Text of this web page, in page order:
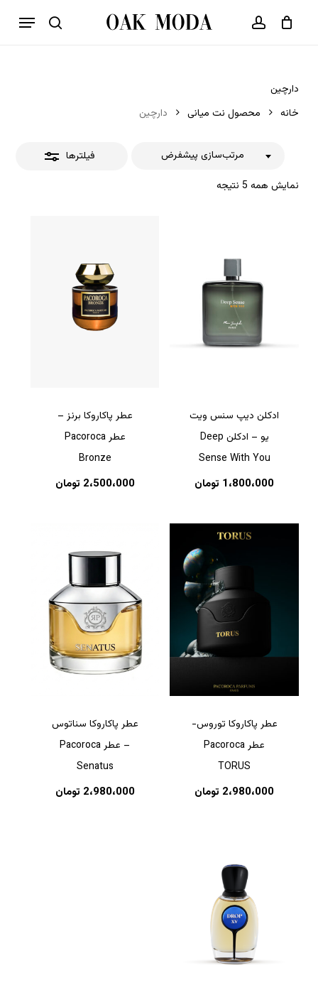
جستجو حساب کاربری
فهرست
سبد خرید بستن
دارچین
خانه
محصول نت میانی دارچین
فیلترها
نمایش همه 5 نتیجه
مرتب‌سازی پیشفرض
بستن
ادکلن دیپ سنس ویت
یو – ادکلن Deep
Sense With You
1،800،000 تومان
عطر پاکاروکا برنز –
عطر Pacoroca
Bronze
2،500،000 تومان
عطر پاکاروکا توروس-
عطر Pacoroca
TORUS
2،980،000 تومان
عطر پاکاروکا سناتوس
– عطر Pacoroca
Senatus
2،980،000 تومان